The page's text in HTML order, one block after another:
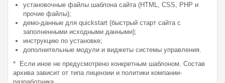
установочные файлы шаблона сайта (HTML, CSS, PHP и
прочие файлы);
демо-данные для quickstart (быстрый старт сайта с
заполненными исходными данными);
инструкцию по установке;
дополнительные модули и виджеты системы управления.
* Если иное не предусмотрено конкретным шаблоном. Состав
архива зависит от типа лицензии и политики компании-